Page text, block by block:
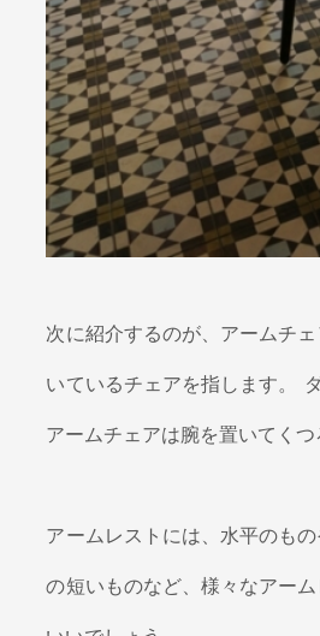
次に紹介するのが、アームチ
いているチェアを指します。
アームチェアは腕を置いてく
アームレストには、水平のも
の短いものなど、様々なアー